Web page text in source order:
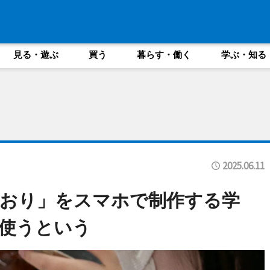
見る・遊ぶ 買う 暮らす・働く 学ぶ・知る
2025.06.11
り」をスマホで制作する学
うという